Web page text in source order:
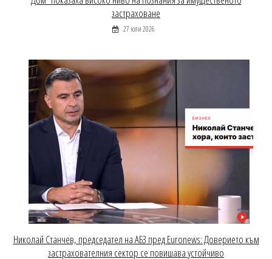
застраховане
27 юли 2026
Николай Станчев, председател на АБЗ пред Euronews: Доверието към
застрахователния сектор се повишава устойчиво